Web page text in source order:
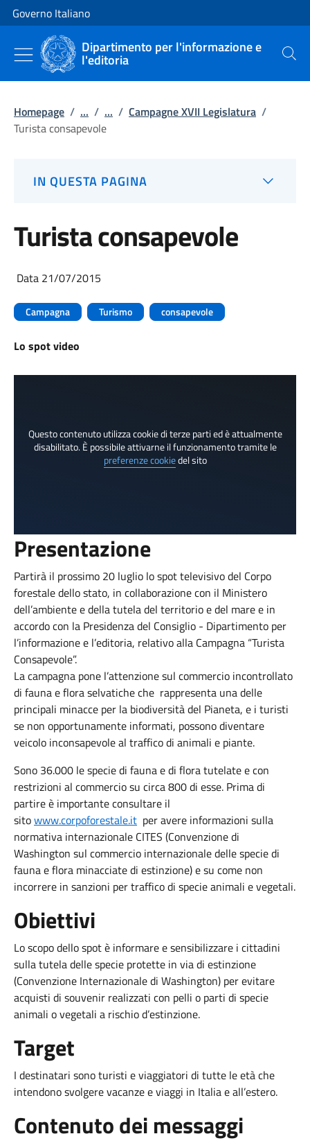
Vai al contenuto
Vai alla navigazione del sito
Governo Italiano
Dipartimento per l'informazione e
l'editoria Cerca
Homepage / ... / ... / Campagne XVII Legislatura /
Turista consapevole
IN QUESTA PAGINA
Turista consapevole
Data 21/07/2015
Campagna Turismo consapevole
Lo spot video
Questo contenuto utilizza cookie di terze parti ed è attualmente
disabilitato. È possibile attivarne il funzionamento tramite le
preferenze cookiedel sito
Presentazione
Partirà il prossimo 20 luglio lo spot televisivo del Corpo
forestale dello stato, in collaborazione con il Ministero
dell’ambiente e della tutela del territorio e del mare e in
accordo con la Presidenza del Consiglio - Dipartimento per
l’informazione e l’editoria, relativo alla Campagna “Turista
Consapevole”.
La campagna pone l’attenzione sul commercio incontrollato
di fauna e flora selvatiche che rappresenta una delle
principali minacce per la biodiversità del Pianeta, e i turisti
se non opportunamente informati, possono diventare
veicolo inconsapevole al traffico di animali e piante.
Sono 36.000 le specie di fauna e di flora tutelate e con
restrizioni al commercio su circa 800 di esse. Prima di
partire è importante consultare il
sitowww.corpoforestale.it per avere informazioni sulla
normativa internazionale CITES (Convenzione di
Washington sul commercio internazionale delle specie di
fauna e flora minacciate di estinzione) e su come non
incorrere in sanzioni per traffico di specie animali e vegetali.
Obiettivi
Lo scopo dello spot è informare e sensibilizzare i cittadini
sulla tutela delle specie protette in via di estinzione
(Convenzione Internazionale di Washington) per evitare
acquisti di souvenir realizzati con pelli o parti di specie
animali o vegetali a rischio d’estinzione.
Target
I destinatari sono turisti e viaggiatori di tutte le età che
intendono svolgere vacanze e viaggi in Italia e all’estero.
Contenuto dei messaggi